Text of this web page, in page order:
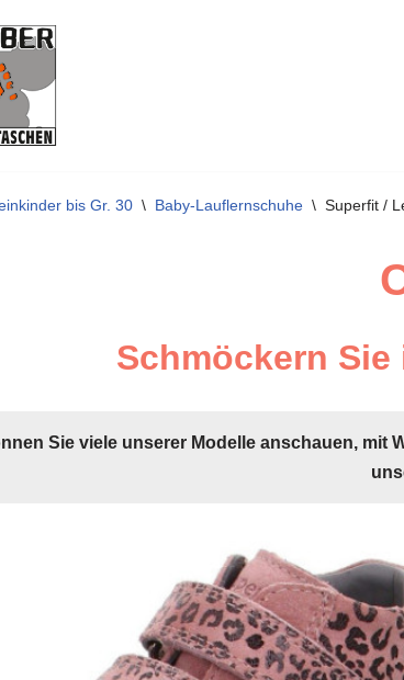
bis Gr. 30 \ Baby-Lauflernschuhe \ Superfit /
Schmöckern
Sie viele unserer Modelle anschauen, mit